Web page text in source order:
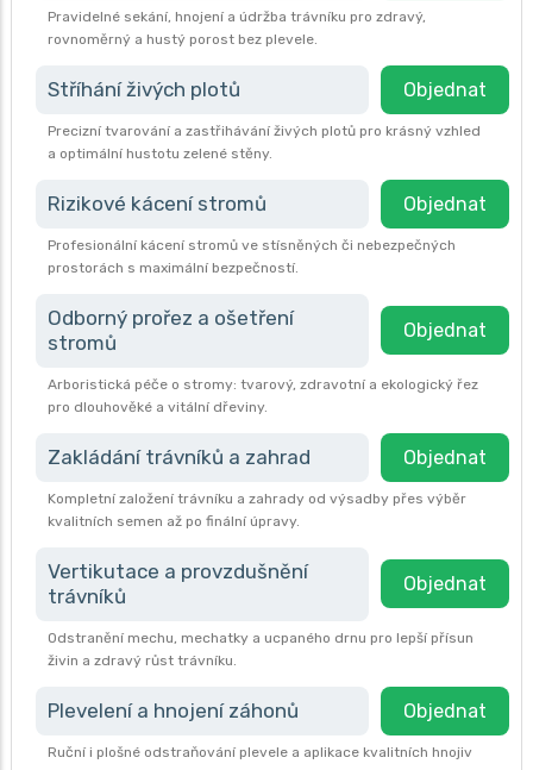
Pravidelné sekání, hnojení a údržba trávníku pro zdravý,
rovnoměrný a hustý porost bez plevele.
Stříhání živých plotů Objednat
Precizní tvarování a zastřihávání živých plotů pro krásný vzhled
a optimální hustotu zelené stěny.
Rizikové kácení stromů Objednat
Profesionální kácení stromů ve stísněných či nebezpečných
prostorách s maximální bezpečností.
Odborný prořez a ošetření
stromů
Objednat
Arboristická péče o stromy: tvarový, zdravotní a ekologický řez
pro dlouhověké a vitální dřeviny.
Zakládání trávníků a zahrad Objednat
Kompletní založení trávníku a zahrady od výsadby přes výběr
kvalitních semen až po finální úpravy.
Vertikutace a provzdušnění
trávníků
Objednat
Odstranění mechu, mechatky a ucpaného drnu pro lepší přísun
živin a zdravý růst trávníku.
Plevelení a hnojení záhonů Objednat
Ruční i plošné odstraňování plevele a aplikace kvalitních hnojiv